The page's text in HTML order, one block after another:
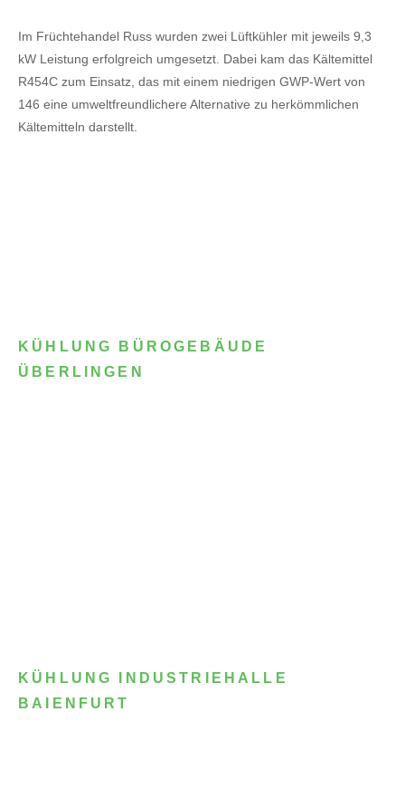
Im Früchtehandel Russ wurden zwei Lüftkühler mit jeweils 9,3
kW Leistung erfolgreich umgesetzt. Dabei kam das Kältemittel
R454C zum Einsatz, das mit einem niedrigen GWP-Wert von
146 eine umweltfreundlichere Alternative zu herkömmlichen
Kältemitteln darstellt.
KÜHLUNG BÜROGEBÄUDE
ÜBERLINGEN
KÜHLUNG INDUSTRIEHALLE
BAIENFURT